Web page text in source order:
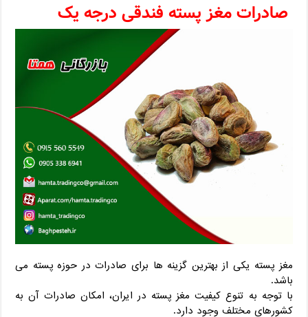
صادرات مغز پسته فندقی درجه یک
مغز پسته یکی از بهترین گزینه ها برای صادرات در حوزه پسته می
باشد.
با توجه به تنوع کیفیت مغز پسته در ایران، امکان صادرات آن به
کشورهای مختلف وجود دارد.